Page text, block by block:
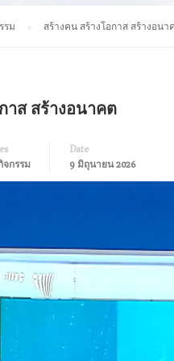
รม สร้างคน สร้างโอกาส สร้างอนา
าส สร้างอนาคต
จกรรม
Date
9 มิถุนายน 2026